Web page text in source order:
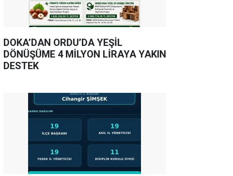
DOKA’DAN ORDU’DA YEŞİL
DÖNÜŞÜME 4 MİLYON LİRAYA YAKIN
DESTEK